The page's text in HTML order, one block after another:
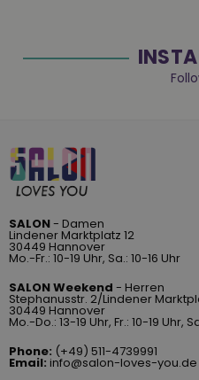
SALON- Damen
Lindener Marktplatz 12
30449 Hannover
Mo.-Fr.: 10-19 Uhr, Sa.: 10-16 Uhr
SALON Weekend - Herren
Stephanusstr. 2/Lindener
30449 Hannover
Mo.-Do.: 13-19 Uhr, Fr.: 10-19 Uhr,
Phone: (+49) 511-4739991
Email: info@salon-loves-you.de